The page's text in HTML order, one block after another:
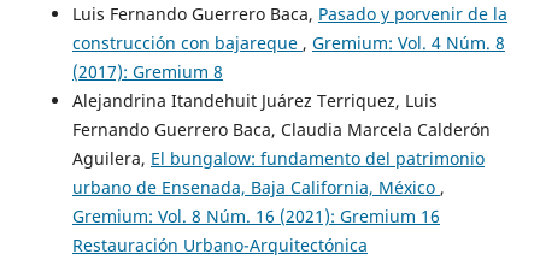
Luis Fernando Guerrero Baca, Pasado y porvenir de la
construcción con bajareque , Gremium: Vol. 4 Núm. 8
(2017): Gremium 8
Alejandrina Itandehuit Juárez Terriquez, Luis
Fernando Guerrero Baca, Claudia Marcela Calderón
Aguilera, El bungalow: fundamento del patrimonio
urbano de Ensenada, Baja California, México ,
Gremium: Vol. 8 Núm. 16 (2021): Gremium 16
Restauración Urbano-Arquitectónica